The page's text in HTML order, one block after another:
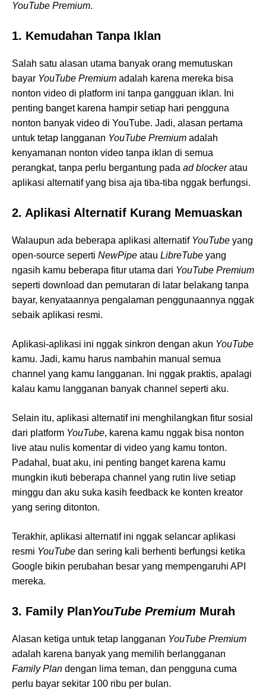
YouTube Premium.
1. Kemudahan Tanpa Iklan
Salah satu alasan utama banyak orang memutuskan
bayar YouTube Premium adalah karena mereka bisa
nonton video di platform ini tanpa gangguan iklan. Ini
penting banget karena hampir setiap hari pengguna
nonton banyak video di YouTube. Jadi, alasan pertama
untuk tetap langganan YouTube Premium adalah
kenyamanan nonton video tanpa iklan di semua
perangkat, tanpa perlu bergantung pada ad blockeratau
aplikasi alternatif yang bisa aja tiba-tiba nggak berfungsi.
2. Aplikasi Alternatif Kurang Memuaskan
Walaupun ada beberapa aplikasi alternatif YouTube yang
open-source seperti NewPipe atau LibreTube yang
ngasih kamu beberapa fitur utama dari YouTube Premium
seperti download dan pemutaran di latar belakang tanpa
bayar, kenyataannya pengalaman penggunaannya nggak
sebaik aplikasi resmi.
Aplikasi-aplikasi ini nggak sinkron dengan akun YouTube
kamu. Jadi, kamu harus nambahin manual semua
channel yang kamu langganan. Ini nggak praktis, apalagi
kalau kamu langganan banyak channel seperti aku.
Selain itu, aplikasi alternatif ini menghilangkan fitur sosial
dari platform YouTube, karena kamu nggak bisa nonton
live atau nulis komentar di video yang kamu tonton.
Padahal, buat aku, ini penting banget karena kamu
mungkin ikuti beberapa channel yang rutin live setiap
minggu dan aku suka kasih feedback ke konten kreator
yang sering ditonton.
Terakhir, aplikasi alternatif ini nggak selancar aplikasi
resmi YouTube dan sering kali berhenti berfungsi ketika
Google bikin perubahan besar yang mempengaruhi API
mereka.
3. Family PlanYouTube Premium Murah
Alasan ketiga untuk tetap langganan YouTube Premium
adalah karena banyak yang memilih berlangganan
Family Plan dengan lima teman, dan pengguna cuma
perlu bayar sekitar 100 ribu per bulan.